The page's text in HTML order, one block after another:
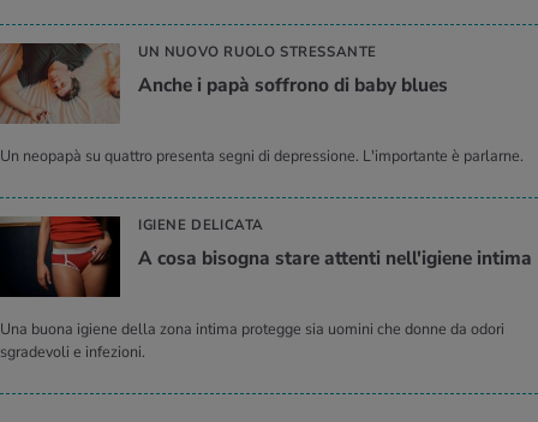
UN NUOVO RUOLO STRESSANTE
Anche i papà soffrono di baby blues
Un neopapà su quattro presenta segni di depressione. L'importante è parlarne.
IGIENE DELICATA
A cosa bisogna stare attenti nell'igiene intima
Una buona igiene della zona intima protegge sia uomini che donne da odori
sgradevoli e infezioni.